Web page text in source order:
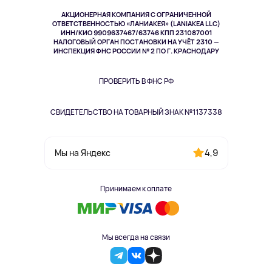
АКЦИОНЕРНАЯ КОМПАНИЯ С ОГРАНИЧЕННОЙ
ОТВЕТСТВЕННОСТЬЮ «ЛАНИАКЕЯ» (LANIAKEA LLC)
ИНН/КИО 9909637467/63746 КПП 231087001
НАЛОГОВЫЙ ОРГАН ПОСТАНОВКИ НА УЧЁТ 2310 —
ИНСПЕКЦИЯ ФНС РОССИИ № 2 ПО Г. КРАСНОДАРУ
ПРОВЕРИТЬ В ФНС РФ
СВИДЕТЕЛЬСТВО НА ТОВАРНЫЙ ЗНАК №1137338
Мы на Яндекс 4,9
Принимаем к оплате
Мы всегда на связи
Здоровье питомцев
Одежда и аксессуары